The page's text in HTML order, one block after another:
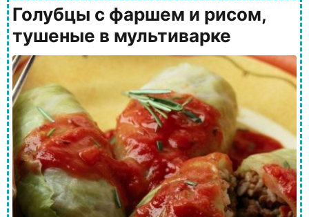
Голубцы с фаршем и рисом,
тушеные в мультиварке